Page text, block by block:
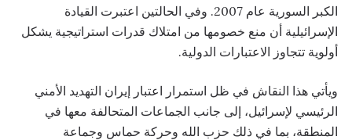
الكبر السورية عام 2007. وفي الحالتين اعتبرت القيادة
الإسرائيلية أن منع خصومها من امتلاك قدرات استراتيجية يشكل
أولوية تتجاوز الاعتبارات الدولية.
ويأتي هذا النقاش في ظل استمرار اعتبار إيران التهديد الأمني
الرئيسي لإسرائيل، إلى جانب الجماعات المتحالفة معها في
المنطقة، بما في ذلك حزب الله وحركة حماس وجماعة